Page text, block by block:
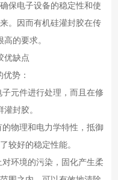
保电子设备的稳定性和使
。因而有机硅灌封胶在传
的要求。
优缺点
势：
子元件进行处理，而且在修
封胶。
的物理和电力学特性，抵御
较好的稳定性能。
对环境的污染，固化产生柔